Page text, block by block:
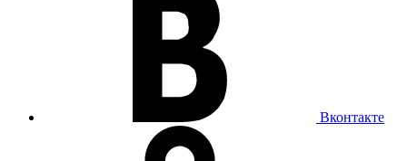
Вконтакте